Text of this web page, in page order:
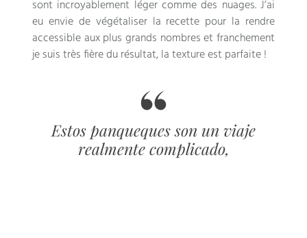
sont incroyablement léger comme des nuages. J’ai
eu envie de végétaliser la recette pour la rendre
accessible aux plus grands nombres et franchement
je suis très fière du résultat,la texture est parfaite!
Estos panqueques son un viaje
realmente complicado,